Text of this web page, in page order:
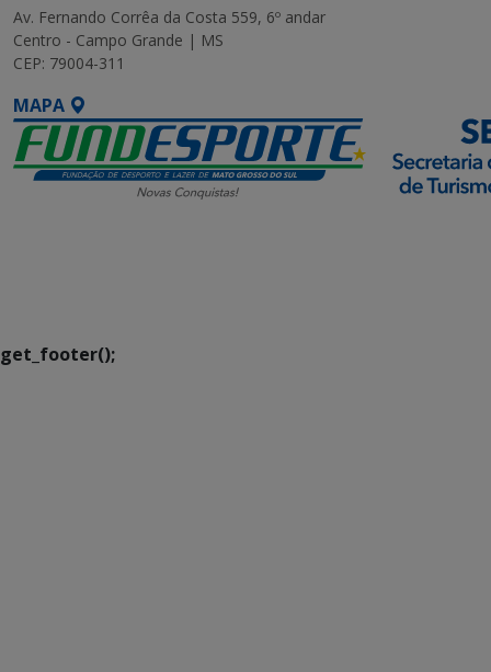
Av. Fernando Corrêa da Costa 559, 6º andar
Centro - Campo Grande | MS
CEP: 79004-311
MAPA
get_footer();